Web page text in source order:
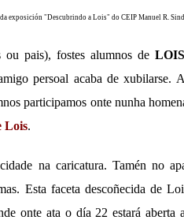
exposición "Descubrindo a Lois" do CEIP Manuel R.
ou pais), fostes alumnos de LOIS
persoal acaba de xubilarse.
participamos onte nunha
Lois.
na caricatura. Tamén no
Esta faceta descoñecida de
onte ata o día 22 estará aberta